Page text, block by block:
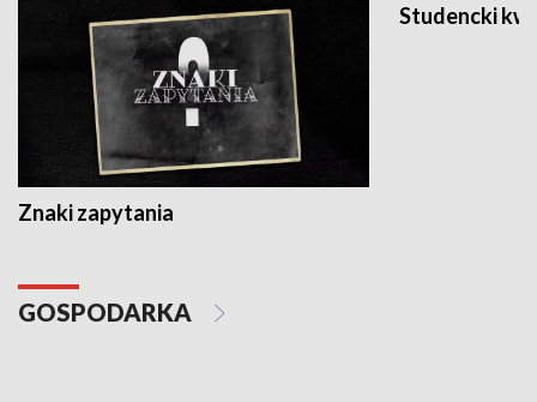
Znaki zapytania
Studencki
GOSPODARKA